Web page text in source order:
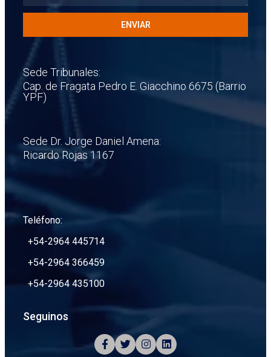
ENVIAR
Sede Tribunales:
Cap. de Fragata Pedro E. Giacchino 6675 (Barrio
YPF)
Sede Dr. Jorge Daniel Amena:
Ricardo Rojas 1167
Teléfono:
+54-2964 445714
+54-2964 366459
+54-2964 435100
Seguinos